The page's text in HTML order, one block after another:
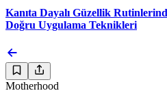
Kanıta Dayalı Güzellik
Doğru Uygulama Teknikleri
Motherhood